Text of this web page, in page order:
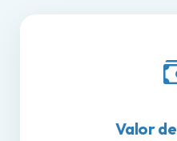
Valor